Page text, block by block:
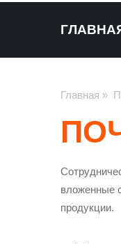
Главная »
вложенные
продукции.